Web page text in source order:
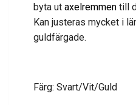
byta ut axelremmen till
Kan justeras mycket i
guldfärgade.
Färg: Svart/Vit/Guld